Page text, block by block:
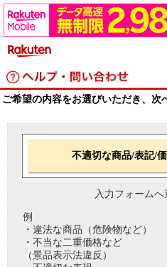
ご希望の内容をお選びいただき、次
不適切な商品/表記/
入力フォームへ
例
・違法な商品（危険物など）
・不当な二重価格など
（景品表示法違反）